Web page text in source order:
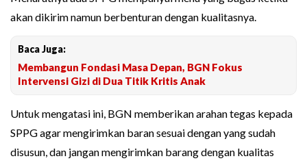
akan dikirim namun berbenturan dengan kualitasnya.
Baca Juga:
Membangun Fondasi Masa Depan, BGN Fokus
Intervensi Gizi di Dua Titik Kritis Anak
Untuk mengatasi ini, BGN memberikan arahan tegas kepada
SPPG agar mengirimkan baran sesuai dengan yang sudah
disusun, dan jangan mengirimkan barang dengan kualitas